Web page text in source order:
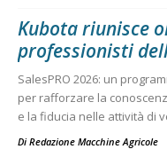
Kubota riunisce
professionisti
SalesPRO 2026: un
per rafforzare la
e la fiducia nelle attività di
Di Redazione Macchine Agricole